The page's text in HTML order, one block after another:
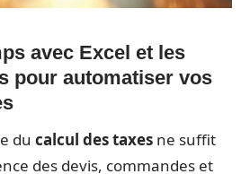
avec Excel et les
pour automatiser vos
du calcul des taxes ne suffit
des devis, commandes et